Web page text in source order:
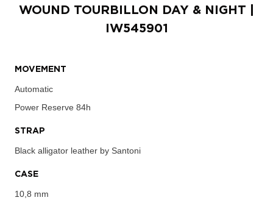
WOUND TOURBILLON DAY & NIGHT
IW545901
MOVEMENT
Automatic
Power Reserve 84h
STRAP
Black alligator leather by Santoni
CASE
10,8 mm